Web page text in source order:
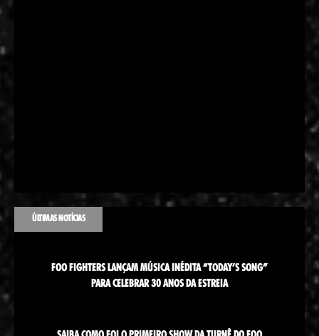
ÚLTIMAS NOTÍCIAS
FOO FIGHTERS LANÇAM MÚSICA INÉDITA “TODAY’S SONG”
PARA CELEBRAR 30 ANOS DA ESTREIA